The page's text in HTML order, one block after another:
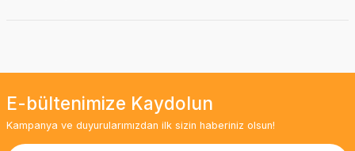
E-bültenimize Kaydolun
Kampanya ve duyurularımızdan ilk sizin haberiniz olsun!